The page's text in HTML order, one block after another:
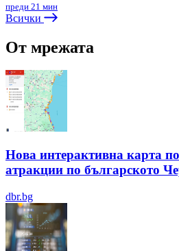
преди 21 мин
Всички
От мрежата
Нова интерактивна карта
атракции по българското
dbr.bg